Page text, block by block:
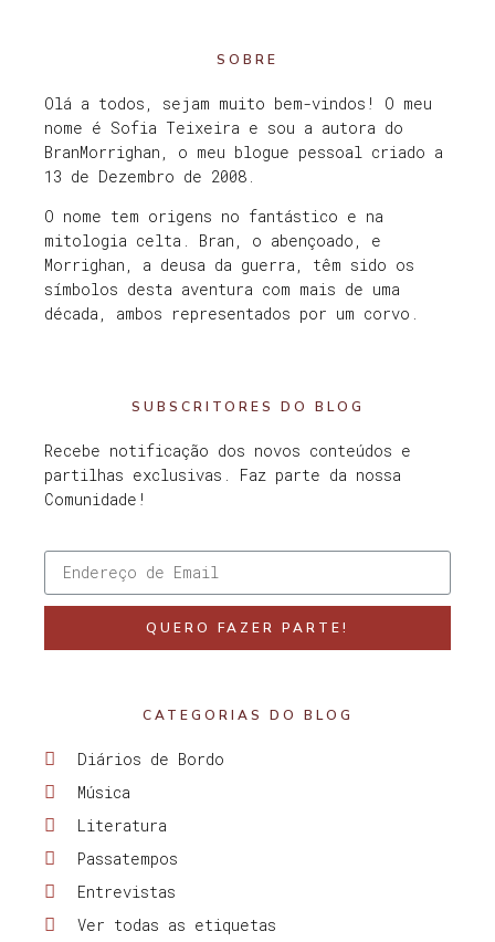
SOBRE
Olá a todos, sejam muito bem-vindos! O meu
nome é Sofia Teixeira e sou a autora do
BranMorrighan, o meu blogue pessoal criado a
13 de Dezembro de 2008.
O nome tem origens no fantástico e na
mitologia celta. Bran, o abençoado, e
Morrighan, a deusa da guerra, têm sido os
símbolos desta aventura com mais de uma
década, ambos representados por um corvo.
SUBSCRITORES DO BLOG
Recebe notificação dos novos conteúdos e
partilhas exclusivas. Faz parte da nossa
Comunidade!
QUERO FAZER PARTE!
CATEGORIAS DO BLOG
Diários de Bordo
Música
Literatura
Passatempos
Entrevistas
Ver todas as etiquetas